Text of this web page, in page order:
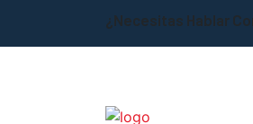
¿Necesitas Hablar